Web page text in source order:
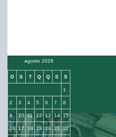
agosto 2026
D S T Q Q S S
1
2 3 4 5 6 7 8
9 10 11 12 13 14 15
16 17 18 19 20 21 22